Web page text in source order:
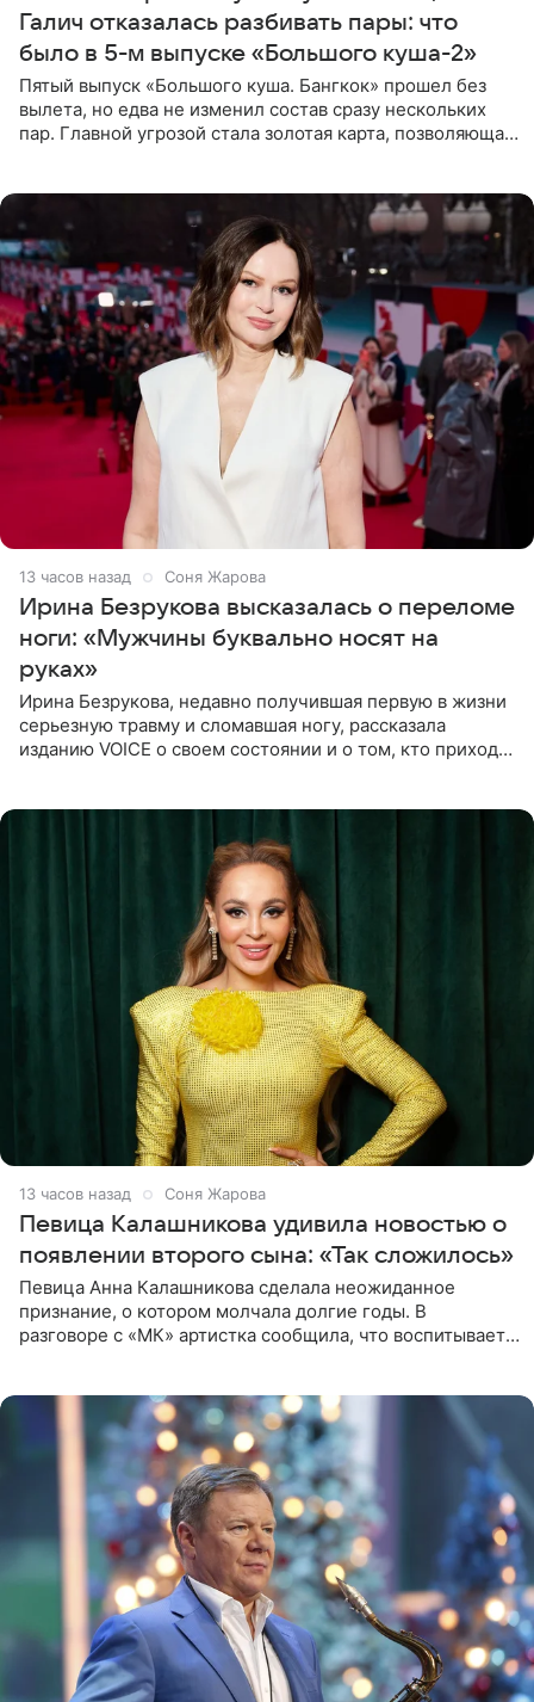
Галич отказалась разбивать пары: что
было в 5-м выпуске «Большого куша-2»
Пятый выпуск «Большого куша. Бангкок» прошел без
вылета, но едва не изменил состав сразу нескольких
пар. Главной угрозой стала золотая карта, позволяющая
13 часов назад Соня Жарова
Ирина Безрукова высказалась о переломе
ноги: «Мужчины буквально носят на
руках»
Ирина Безрукова, недавно получившая первую в жизни
серьезную травму и сломавшая ногу, рассказала
изданию VOICE о своем состоянии и о том, кто приходит
13 часов назад Соня Жарова
Певица Калашникова удивила новостью о
появлении второго сына: «Так сложилось»
Певица Анна Калашникова сделала неожиданное
признание, о котором молчала долгие годы. В
разговоре с «МК» артистка сообщила, что воспитывает